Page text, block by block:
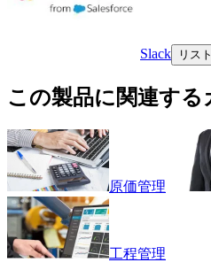
Slack リス
この製品に関連する
原価管理
工程管理